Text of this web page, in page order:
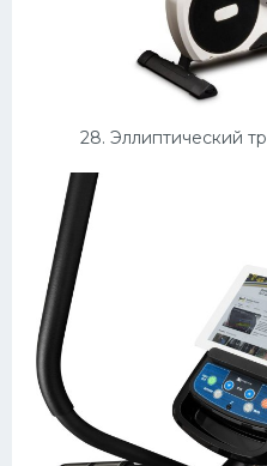
28. Эллиптический